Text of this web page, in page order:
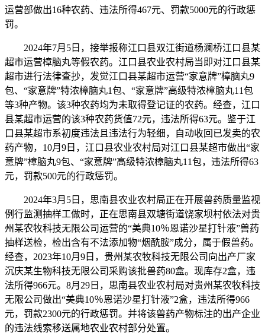
运营部做出16种农药、违法所得467元、罚款5000元的行政惩
罚。
2024年7月5日，接举报称江口县双江街道杨澜桥江口县某
超市运营樟脑丸等假农药。江口县农业农村局当即对江口县某
超市进行法律查抄，发觉江口县某超市运营“家意牌”樟脑丸9
包、“家意牌”特浓樟脑丸1包、“家意牌”高级特浓樟脑丸11包
等3种产物。该3种农药均为未取得登记证的农药。经查，江口
县某超市运营的该3种农药货值72元，违法所得63元。鉴于江
口县某超市系初度违法且违法行为轻细，自动收回已发卖的农
药产物，10月9日，江口县农业农村局对江口县某超市做出“家
意牌”樟脑丸9包、“家意牌”高级特浓樟脑丸11包，违法所得63
元，罚款500元的行政惩罚。
2024年3月5日，思南县农业农村局正在开展兽药质量监视
例行监测抽样工做时，正在思南县双塘街道饶家坝村依法对贵
州某农牧科技无限公司运营的“美典10％恩诺沙星打针液”兽药
抽样送检，检出含有不法添加物“烟酰胺”成分，属于假兽药。
经查，2023年10月9日，贵州某农牧科技无限公司向出产厂家
沉庆某生物科技无限公司采购该批兽药80盒。现库存2盒，违
法所得966元。8月29日，思南县农业农村局对贵州某农牧科技
无限公司做出“美典10％恩诺沙星打针液”2盒，违法所得966
元，罚款2300元的行政惩罚。并将该兽药产物标注的出产企业
的违法线索移送属地农业农村部分处置。